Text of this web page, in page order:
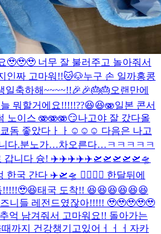
🥹🥹🥹 너무 잘 불러주고 놀아줘서
인짜 고마워!!🐱🐶누구 손 일까홍콩
일축하해~~~~!!🎉🎉🎂🎂오랜만에
뭐할거에요!!!!!??😆😆🫨일본 콘서
노이스 🫨🫨🫨😏나고야 잘 갔다올
쿄돔 좋았다ㅏㅏ☺️☺️☺️ 다음은 나고
다.분노가…차오른다… ㅋㅋㅋㅋㅋ
갑니다 슝! ✈️✈️✈️✈️✈️🛫🛫🛫🛫🛫🛸
한국 간다 ✈️🛫🛸 🙂‍↕️🙂‍↕️ 한달뒤에
!!!!!🥹😆태국 도착!! 😆😆😆😆😆😆
니들 레전드였잖아!!!!! 🥹🥹🥹🥹🥹
억 남겨줘서 고마워요!! 돌아가는
까지 건강챙기고있어ㅓㅓㅓ 자카